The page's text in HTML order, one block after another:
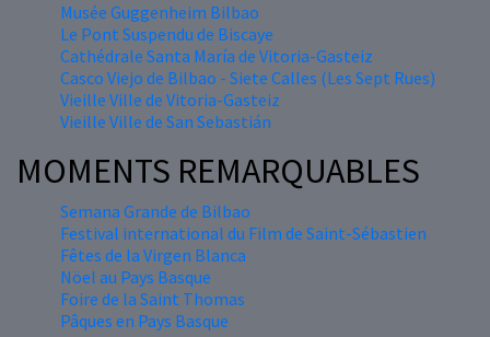
Musée Guggenheim Bilbao
Le Pont Suspendu de Biscaye
Cathédrale Santa María de Vitoria-Gasteiz
Casco Viejo de Bilbao - Siete Calles (Les Sept Rues)
Vieille Ville de Vitoria-Gasteiz
Vieille Ville de San Sebastián
MOMENTS REMARQUABLES
Semana Grande de Bilbao
Festival international du Film de Saint-Sébastien
Fêtes de la Virgen Blanca
Nöel au Pays Basque
Foire de la Saint Thomas
Pâques en Pays Basque